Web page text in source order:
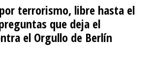
terrorismo, libre hasta el
que deja el
el Orgullo de Berlín